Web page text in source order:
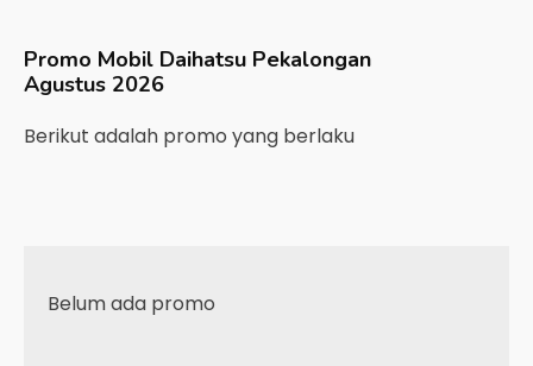
Promo Mobil Daihatsu Pekalongan
Agustus 2026
Berikut adalah promo yang berlaku
Belum ada promo